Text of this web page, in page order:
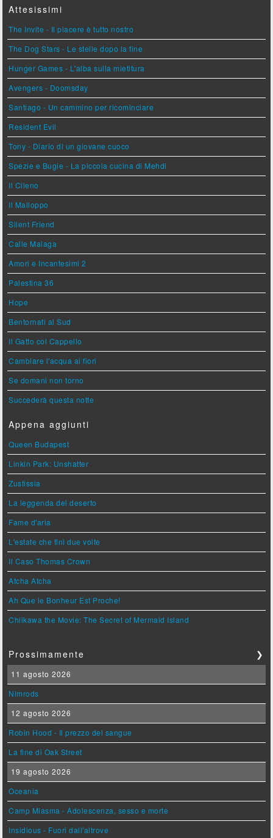
Attesissimi
The Invite - Il piacere è tutto nostro
The Dog Stars - Le stelle dopo la fine
Hunger Games - L'alba sulla mietitura
Avengers - Doomsday
Santiago - Un cammino per ricominciare
Resident Evil
Tony - Diario di un giovane cuoco
Spezie e Bugie - La piccola cucina di Mehdi
Il Cileno
Il Malloppo
Silent Friend
Calle Malaga
Amori e Incantesimi 2
Palestina 36
Hope
Bentornati al Sud
Il Gatto col Cappello
Cambiare l'acqua ai fiori
Se domani non torno
Succederà questa notte
Appena aggiunti
Queen Budapest
Linkin Park: Unshatter
Zustissia
La leggenda del deserto
Fame d'aria
L'estate che finì due volte
Il Caso Thomas Crown
Atcha Atcha
Ah Que le Bonheur Est Proche!
Chiikawa the Movie: The Secret of Mermaid Island
Prossimamente ❯
11 agosto 2026
Nimrods
12 agosto 2026
Robin Hood - Il prezzo del sangue
La fine di Oak Street
19 agosto 2026
Oceania
Camp Miasma - Adolescenza, sesso e morte
Insidious - Fuori dall'altrove